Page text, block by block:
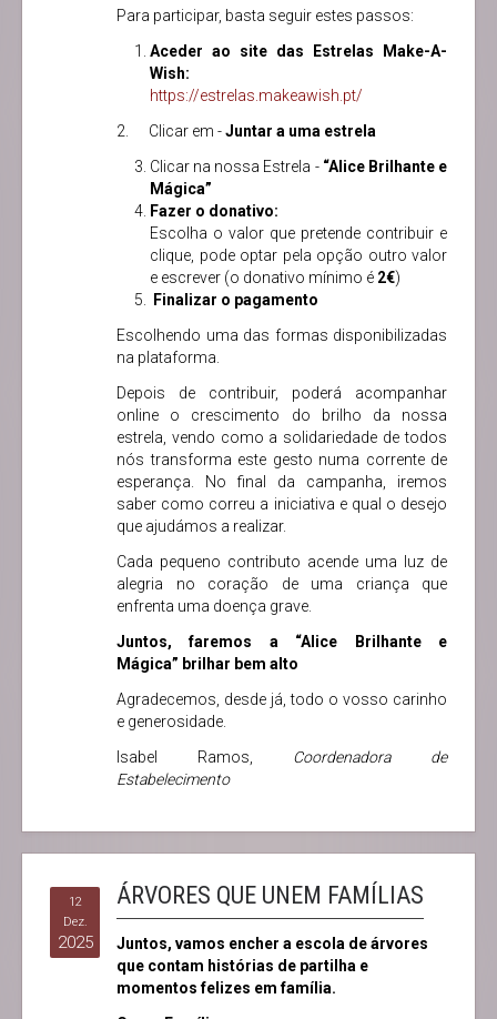
Para participar, basta seguir estes passos:
Aceder ao site das Estrelas Make-A-
Wish:
https://estrelas.makeawish.pt/
2. Clicar em -Juntar a uma estrela
Clicar na nossa Estrela - “Alice Brilhante e
Mágica”
Fazer o donativo:
Escolha o valor que pretende contribuir e
clique, pode optar pela opção outro valor
e escrever (o donativo mínimo é 2€)
Finalizar o pagamento
Escolhendo uma das formas disponibilizadas
na plataforma.
Depois de contribuir, poderá acompanhar
online o crescimento do brilho da nossa
estrela, vendo como a solidariedade de todos
nós transforma este gesto numa corrente de
esperança. No final da campanha, iremos
saber como correu a iniciativa e qual o desejo
que ajudámos a realizar.
Cada pequeno contributo acende uma luz de
alegria no coração de uma criança que
enfrenta uma doença grave.
Juntos, faremos a “Alice Brilhante e
Mágica” brilhar bem alto
Agradecemos, desde já, todo o vosso carinho
e generosidade.
Isabel Ramos, Coordenadora de
Estabelecimento
12
Dez.
2025
ÁRVORES QUE UNEM FAMÍLIAS
Juntos, vamos encher a escola de árvores
que contam histórias de partilha e
momentos felizes em família.